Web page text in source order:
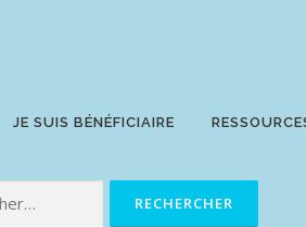
JE SUIS BÉNÉFICIAIRE